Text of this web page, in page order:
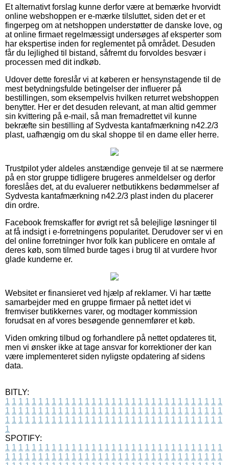
Et alternativt forslag kunne derfor være at bemærke hvorvidt
online webshoppen er e-mærke tilsluttet, siden det er et
fingerpeg om at netshoppen understøtter de danske love, og
at online firmaet regelmæssigt undersøges af eksperter som
har ekspertise inden for reglementet på området. Desuden
får du lejlighed til bistand, såfremt du forvoldes besvær i
processen med dit indkøb.
Udover dette foreslår vi at køberen er hensynstagende til de
mest betydningsfulde betingelser der influerer på
bestillingen, som eksempelvis hvilken returret webshoppen
benytter. Her er det desuden relevant, at man altid gemmer
sin kvittering på e-mail, så man fremadrettet vil kunne
bekræfte sin bestilling af Sydvesta kantafmærkning n42.2/3
plast, uafhængig om du skal shoppe til en dame eller herre.
Trustpilot yder aldeles anstændige genveje til at se nærmere
på en stor gruppe tidligere brugeres anmeldelser og derfor
foreslåes det, at du evaluerer netbutikkens bedømmelser af
Sydvesta kantafmærkning n42.2/3 plast inden du placerer
din ordre.
Facebook fremskaffer for øvrigt ret så belejlige løsninger til
at få indsigt i e-forretningens popularitet. Derudover ser vi en
del online forretninger hvor folk kan publicere en omtale af
deres køb, som tilmed burde tages i brug til at vurdere hvor
glade kunderne er.
Websitet er finansieret ved hjælp af reklamer. Vi har tætte
samarbejder med en gruppe firmaer på nettet idet vi
fremviser butikkernes varer, og modtager kommission
forudsat en af vores besøgende gennemfører et køb.
Viden omkring tilbud og forhandlere på nettet opdateres tit,
men vi ønsker ikke at tage ansvar for korrektioner der kan
være implementeret siden nyligste opdatering af sidens
data.
BITLY:
1 1 1 1 1 1 1 1 1 1 1 1 1 1 1 1 1 1 1 1 1 1 1 1 1 1 1 1 1 1 1 1 1
1 1 1 1 1 1 1 1 1 1 1 1 1 1 1 1 1 1 1 1 1 1 1 1 1 1 1 1 1 1 1 1 1
1 1 1 1 1 1 1 1 1 1 1 1 1 1 1 1 1 1 1 1 1 1 1 1 1 1 1 1 1 1 1 1 1
1
SPOTIFY:
1 1 1 1 1 1 1 1 1 1 1 1 1 1 1 1 1 1 1 1 1 1 1 1 1 1 1 1 1 1 1 1 1
1 1 1 1 1 1 1 1 1 1 1 1 1 1 1 1 1 1 1 1 1 1 1 1 1 1 1 1 1 1 1 1 1